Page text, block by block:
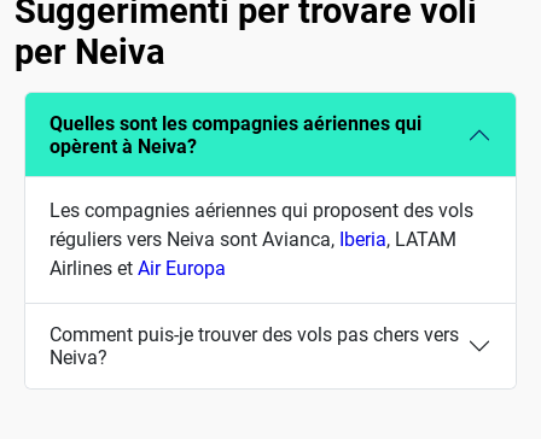
Suggerimenti per trovare voli
per Neiva
Quelles sont les compagnies aériennes qui
opèrent à Neiva?
Les compagnies aériennes qui proposent des vols
réguliers vers Neiva sont Avianca, Iberia, LATAM
Airlines et Air Europa
Comment puis-je trouver des vols pas chers vers
Neiva?